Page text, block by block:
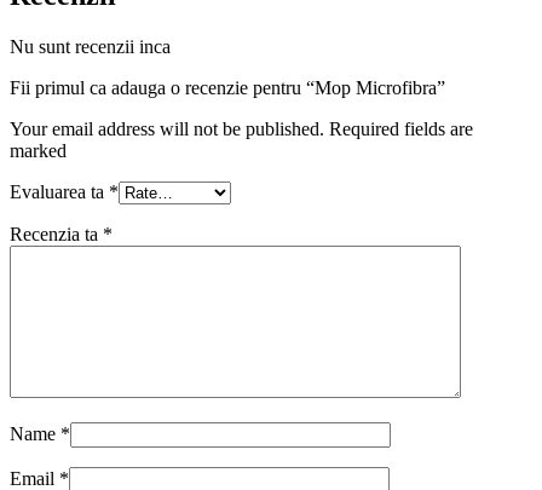
Nu sunt recenzii inca
Fii primul ca adauga o recenzie pentru “Mop Microfibra”
Your email address will not be published. Required fields are
marked
Evaluarea ta *
Recenzia ta *
Name *
Email *